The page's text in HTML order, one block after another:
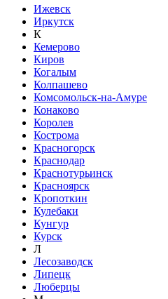
Ижевск
Иркутск
К
Кемерово
Киров
Когалым
Колпашево
Комсомольск-на-Амуре
Конаково
Королев
Кострома
Красногорск
Краснодар
Краснотурьинск
Красноярск
Кропоткин
Кулебаки
Кунгур
Курск
Л
Лесозаводск
Липецк
Люберцы